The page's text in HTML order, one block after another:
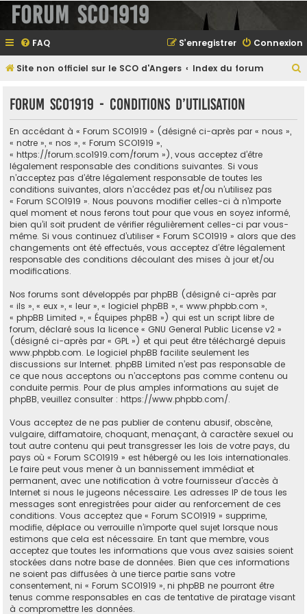
Forum SCO1919
FAQ Connexion
S’enregistrer
Site non officiel sur le SCO d'Angers Index du forum
Forum SCO1919 - Conditions d’utilisation
En accédant à « Forum SCO1919 » (désigné ci-après par « nous »,
« notre », « nos », « Forum SCO1919 »,
« https://forum.sco1919.com/forum »), vous acceptez d’être
légalement responsable des conditions suivantes. Si vous
n’acceptez pas d’être légalement responsable de toutes les
conditions suivantes, alors n’accédez pas et/ou n’utilisez pas
« Forum SCO1919 ». Nous pouvons modifier celles-ci à n’importe
quel moment et nous ferons tout pour que vous en soyez informé,
bien qu’il soit prudent de vérifier régulièrement celles-ci par vous-
même. Si vous continuez d’utiliser « Forum SCO1919 » alors que des
changements ont été effectués, vous acceptez d’être légalement
responsable des conditions découlant des mises à jour et/ou
modifications.
Nos forums sont développés par phpBB (désigné ci-après par
« ils », « eux », « leur », « logiciel phpBB », « www.phpbb.com »,
« phpBB Limited », « Équipes phpBB ») qui est un script libre de
forum, déclaré sous la licence « GNU General Public License v2 »
(désigné ci-après par « GPL ») et qui peut être téléchargé depuis
www.phpbb.com. Le logiciel phpBB facilite seulement les
discussions sur Internet. phpBB Limited n’est pas responsable de
ce que nous acceptons ou n’acceptons pas comme contenu ou
conduite permis. Pour de plus amples informations au sujet de
phpBB, veuillez consulter : https://www.phpbb.com/.
Vous acceptez de ne pas publier de contenu abusif, obscène,
vulgaire, diffamatoire, choquant, menaçant, à caractère sexuel ou
tout autre contenu qui peut transgresser les lois de votre pays, du
pays où « Forum SCO1919 » est hébergé ou les lois internationales.
Le faire peut vous mener à un bannissement immédiat et
permanent, avec une notification à votre fournisseur d’accès à
Internet si nous le jugeons nécessaire. Les adresses IP de tous les
messages sont enregistrées pour aider au renforcement de ces
conditions. Vous acceptez que « Forum SCO1919 » supprime,
modifie, déplace ou verrouille n’importe quel sujet lorsque nous
estimons que cela est nécessaire. En tant que membre, vous
acceptez que toutes les informations que vous avez saisies soient
stockées dans notre base de données. Bien que ces informations
ne soient pas diffusées à une tierce partie sans votre
consentement, ni « Forum SCO1919 », ni phpBB ne pourront être
tenus comme responsables en cas de tentative de piratage visant
à compromettre les données.